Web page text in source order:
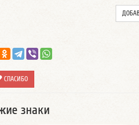
СПАСИБО
знаки